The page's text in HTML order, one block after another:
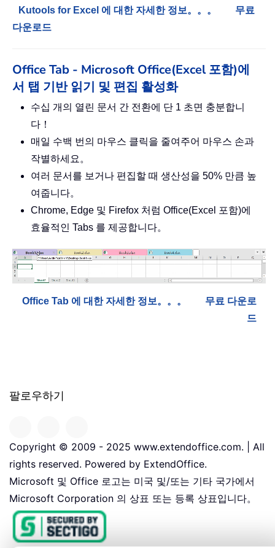
Kutools for Excel 에 대한 자세한 정보。。。
무료
다운로드
Office Tab - Microsoft Office(Excel 포함)에
서 탭 기반 읽기 및 편집 활성화
수십 개의 열린 문서 간 전환에 단 1 초면 충분합니
다！
매일 수백 번의 마우스 클릭을 줄여주어 마우스 손과
작별하세요。
여러 문서를 보거나 편집할 때 생산성을 50% 만큼 높
여줍니다。
Chrome, Edge 및 Firefox 처럼 Office(Excel 포함)에
효율적인 Tabs 를 제공합니다。
Office Tab 에 대한 자세한 정보。。。
무료 다운로
드
팔로우하기
Copyright © 2009 - 2025 www.extendoffice.com. | All
rights reserved. Powered by ExtendOffice.
Microsoft 및 Office 로고는 미국 및/또는 기타 국가에서
Microsoft Corporation 의 상표 또는 등록 상표입니다。